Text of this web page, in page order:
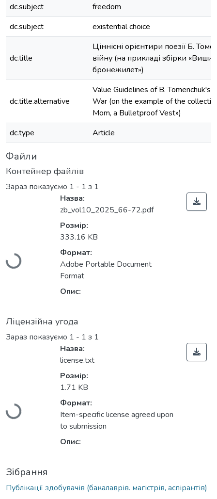
dc.subject
freedom
dc.subject
existential choice
dc.title
Ціннісні орієнтири поезії Б.
війну (на прикладі збірки
бронежилет»)
dc.title.alternative
Value Guidelines of B. Tomenchuk's
War (on the example of the
Mom, a Bulletproof Vest»)
dc.type
Article
Файли
Контейнер файлів
Зараз показуємо 1 - 1 з 1
Вантажиться...
Назва:
zb_vol10_2025_66-72.pdf
Розмір:
333.16 KB
Формат:
Adobe Portable Document
Format
Опис:
Ліцензійна угода
Зараз показуємо 1 - 1 з 1
Вантажиться...
Назва:
license.txt
Розмір:
1.71 KB
Формат:
Item-specific license agreed upon
to submission
Опис:
Зібрання
Публікації здобувачів (бакалаврів. магістрів, аспірантів)